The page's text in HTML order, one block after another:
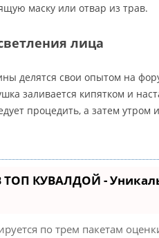
маску или отвар из трав.
лица
делятся свои опытом на
заливается кипятком и
процедить, а затем
ТОП КУВАЛДОЙ -
по трем пакетам